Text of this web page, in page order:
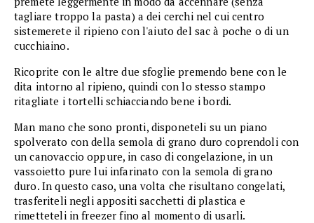
tagliare troppo la pasta) a dei cerchi nel cui centro
sistemerete il ripieno con l'aiuto del sac à poche o di un
cucchiaino.
Ricoprite con le altre due sfoglie premendo bene con le
dita intorno al ripieno, quindi con lo stesso stampo
ritagliate i tortelli schiacciando bene i bordi.
Man mano che sono pronti, disponeteli su un piano
spolverato con della semola di grano duro coprendoli con
un canovaccio oppure, in caso di congelazione, in un
vassoietto pure lui infarinato con la semola di grano
duro. In questo caso, una volta che risultano congelati,
trasferiteli negli appositi sacchetti di plastica e
rimetteteli in freezer fino al momento di usarli.